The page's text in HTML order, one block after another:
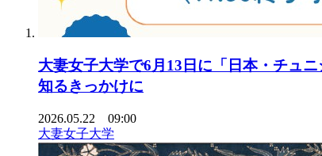
大妻女子大学で6月13日に「日本・チュ
知るきっかけに
2026.05.22 09:00
大妻女子大学